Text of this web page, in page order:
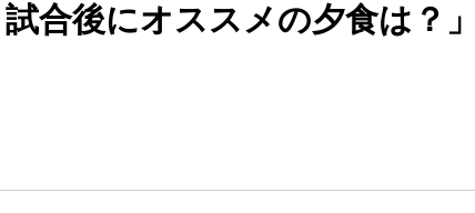
合後にオススメの夕食は？」